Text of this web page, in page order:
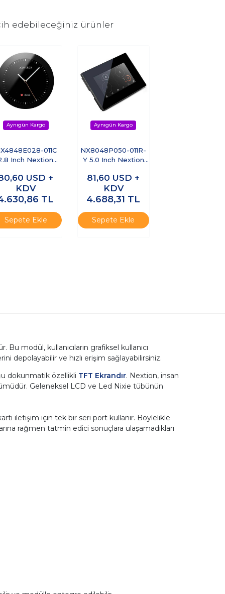
edebileceğiniz ürünler
011C
Inch Nextion
HMI
Ekran
USD +
KDV
TL
Sepete Ekle
NX8048P050-011R-
Y 5.0 Inch Nextion
Rezistif Ekran
Dokunmatik
Muhafaza Kasalı
81,60 USD +
KDV
4.688,31 TL
Sepete Ekle
modül, kullanıcıların grafiksel kullanıcı
depolayabilir ve hızlı erişim sağlayabilirsiniz.
dokunmatik özellikli TFT Ekrandır. Nextion, insan
Geleneksel LCD ve Led Nixie tübünün
iletişim için tek bir seri port kullanır. Böylelikle
rağmen tatmin edici sonuçlara ulaşamadıkları